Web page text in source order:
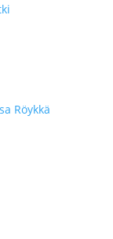
Röykkä